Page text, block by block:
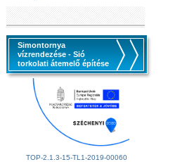
Simontornya
vízrendezése - Sió
torkolati átemelő építése
TOP-2.1.3-15-TL1-2019-00060